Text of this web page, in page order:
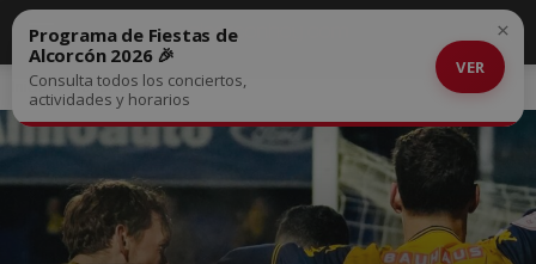
Inicio Deportes
Programa de Fiestas de
Alcorcón 2026 🎉
Consulta todos los conciertos,
actividades y horarios
VER
×